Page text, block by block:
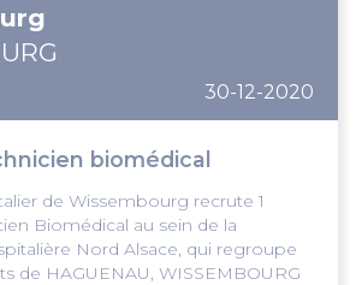
30-12-2020
biomédical
de Wissembourg recrute 1
Biomédical au sein de la
Nord Alsace, qui regroupe
de HAGUENAU, WISSEMBOURG